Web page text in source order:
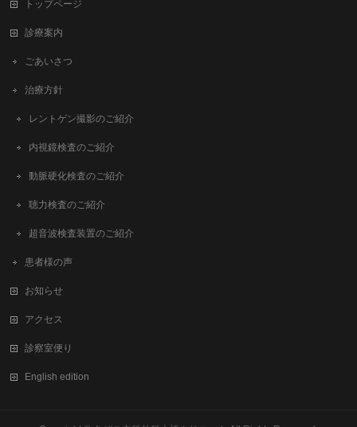
トップページ
診療案内
ごあいさつ
治療方針
レントゲン撮影のご紹介
内視鏡検査のご紹介
動脈硬化検査のご紹介
聴力検査のご紹介
超音波検査装置のご紹介
患者様の声
お知らせ
アクセス
診察室便り
English edition